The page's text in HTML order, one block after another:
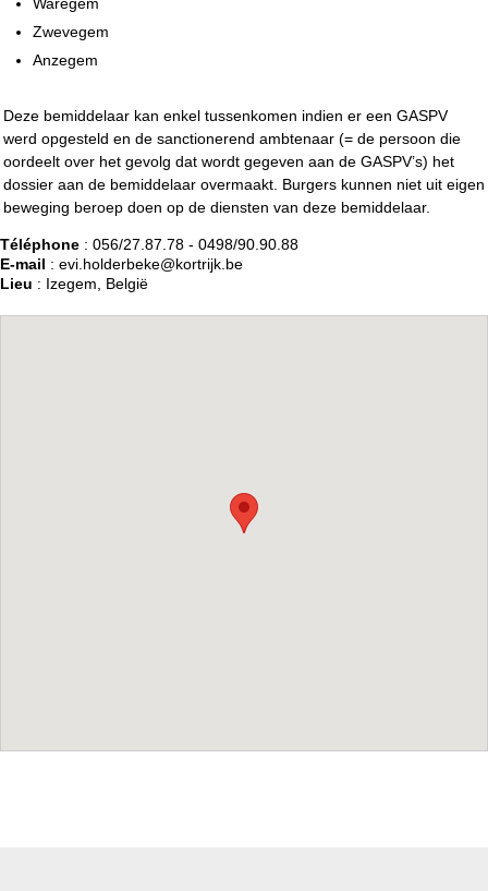
Zwevegem
Anzegem
Deze bemiddelaar kan enkel tussenkomen indien er een GASPV
werd opgesteld en de sanctionerend ambtenaar (= de persoon die
oordeelt over het gevolg dat wordt gegeven aan de GASPV’s) het
dossier aan de bemiddelaar overmaakt. Burgers kunnen niet uit eigen
beweging beroep doen op de diensten van deze bemiddelaar.
Téléphone : 056/27.87.78 - 0498/90.90.88
E-mail : evi.holderbeke@kortrijk.be
Lieu : Izegem, België